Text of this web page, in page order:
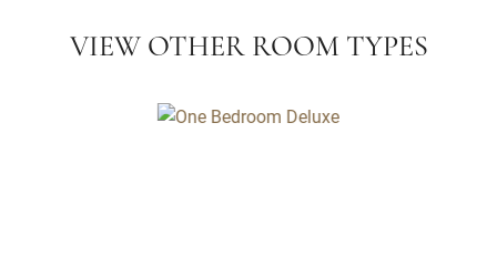
VIEW OTHER ROOM TYPES